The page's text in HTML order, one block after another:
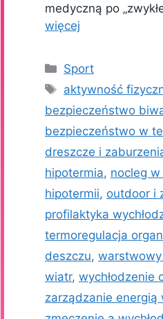
medyczną po
więcej
Kategorie
Sport
Tagi
aktywność
bezpieczeństwo
bezpieczeństwo w
dreszcze i
hipotermia, nocleg
hipotermii, outdoor i
profilaktyka
termoregulacja
deszczu,
wiatr, wychłodzenie
zarządzanie energią